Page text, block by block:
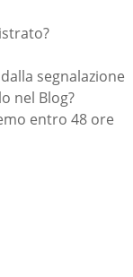
segnalazione
nel Blog?
entro 48 ore